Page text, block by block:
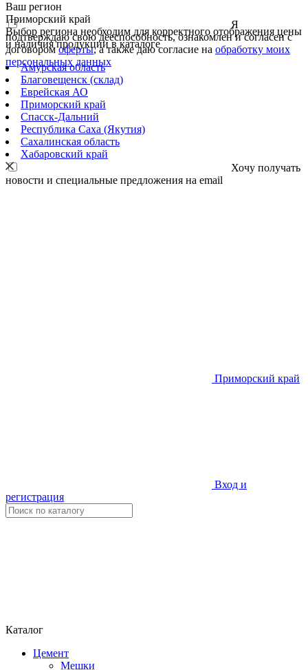
Я
подтверждаю свою дееспособность, ознакомлен и согласен с
договоромоферты, а также даю согласие на обработку моих
персональных данных
Хочу получать
новости и специальные предложения на email
Ваш регион
Приморский край
Выбор региона необходим для корректного отображения цены
и наличия продукции в каталоге
Амурская область
Благовещенск (склад)
Еврейская АО
Приморский край
Спасск-Дальний
Республика Саха (Якутия)
Сахалинская область
Хабаровский край
Приморский край
Вход и
регистрация
Каталог
Цемент
Мешки